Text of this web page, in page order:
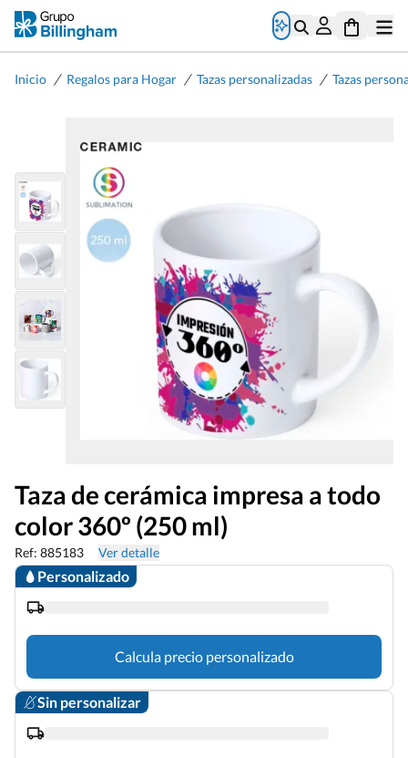
Inicio / Regalos para Hogar / Tazas personalizadas / Tazas
Taza de cerámica impresa a todo
color 360º (250 ml)
Ref: 885183 Ver detalle
Personalizado
Calcula precio personalizado
Sin personalizar